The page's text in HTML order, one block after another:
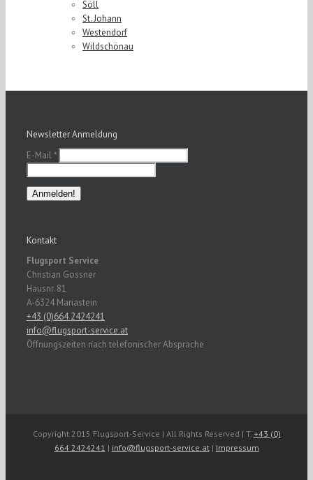
Söll
St. Johann
Westendorf
Wildschönau
Newsletter Anmeldung
E-Mail*
Kontakt
Flugsport Service
Christian Gossner
Hausnr. 81
A-6324 Mariastein
+43 (0)664 2424241
info@flugsport-service.at
Öffnungszeiten nach telefonischer Absprache
Copyright 2015 Flugsport-Service | All Rights Reserved | T. +43 (0)
664 2424241 | info@flugsport-service.at| Impressum